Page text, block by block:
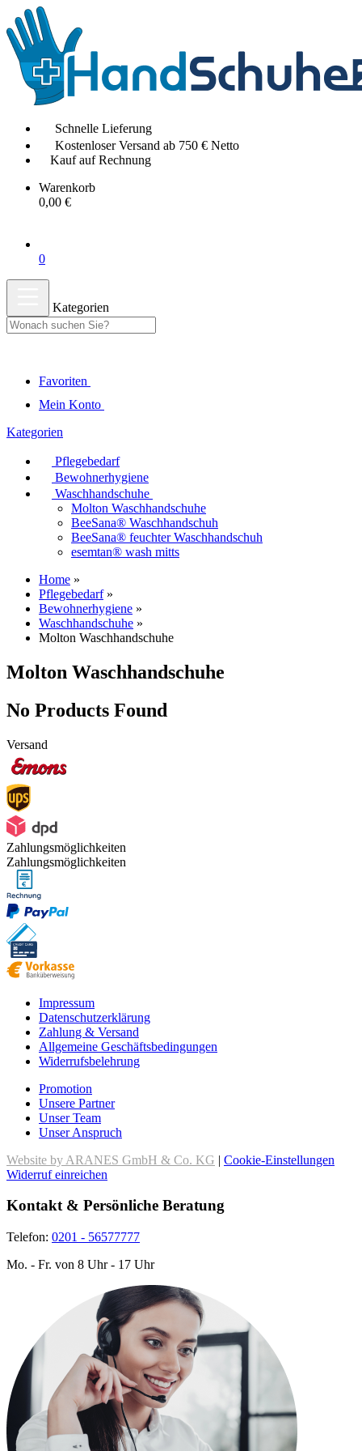
Schnelle Lieferung
Kostenloser Versand ab 750 € Netto
Kauf auf Rechnung
Warenkorb
0,00 €
0
Kategorien
Favoriten
Mein Konto
Kategorien
Pflegebedarf
Bewohnerhygiene
Waschhandschuhe
Molton Waschhandschuhe
BeeSana® Waschhandschuh
BeeSana® feuchter Waschhandschuh
esemtan® wash mitts
Home »
Pflegebedarf »
Bewohnerhygiene »
Waschhandschuhe »
Molton Waschhandschuhe
Molton Waschhandschuhe
No Products Found
Versand
Zahlungsmöglichkeiten
Zahlungsmöglichkeiten
Impressum
Datenschutzerklärung
Zahlung & Versand
Allgemeine Geschäftsbedingungen
Widerrufsbelehrung
Promotion
Unsere Partner
Unser Team
Unser Anspruch
Website by ARANES GmbH & Co. KG | Cookie-Einstellungen
Widerruf einreichen
Kontakt & Persönliche Beratung
Telefon: 0201 - 56577777
Mo. - Fr. von 8 Uhr - 17 Uhr